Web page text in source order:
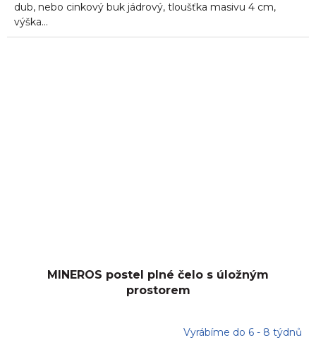
dub, nebo cinkový buk jádrový, tloušťka masivu 4 cm,
výška...
MINEROS postel plné čelo s úložným
prostorem
Vyrábíme do 6 - 8 týdnů